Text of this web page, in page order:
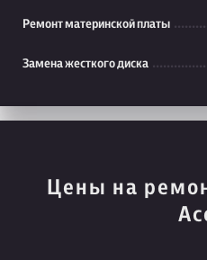
Ремонт материнской платы
Замена жесткого диска
Цены на